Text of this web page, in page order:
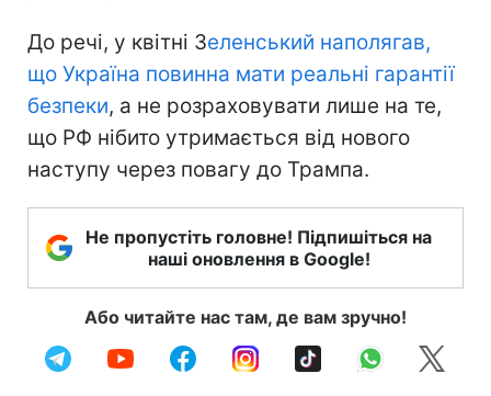
До речі, у квітні Зеленський наполягав,
що Україна повинна мати реальні гарантії
безпеки, а не розраховувати лише на те,
що РФ нібито утримається від нового
наступу через повагу до Трампа.
Не пропустіть головне! Підпишіться на
наші оновлення в Google!
Або читайте нас там, де вам зручно!